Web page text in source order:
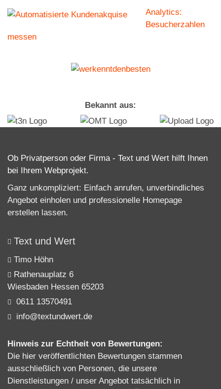
Analytics:
Besucherzahlen
messen
Bekannt aus:
Ob Privatperson oder Firma - Text und Wert hilft Ihnen
bei Ihrem Webprojekt.
Ganz unkompliziert: Einfach anrufen, unverbindliches
Angebot einholen und professionelle Homepage
erstellen lassen.
Text und Wert
Timo Höhn
Rathenauplatz 6
Wiesbaden Hessen 65203
0611 13570491
info@textundwert.de
Hinweis zur Echtheit von Bewertungen:
Die hier veröffentlichten Bewertungen stammen
ausschließlich von Personen, die unsere
Dienstleistungen / unser Angebot tatsächlich in